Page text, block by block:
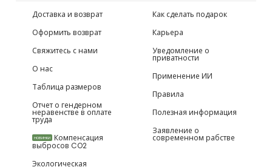
Доставка и возврат
Оформить возврат
Свяжитесь с нами
О нас
Таблица размеров
Отчет о гендерном
неравенстве в оплате
труда
НОВИНКИ Компенсация
выбросов CO2
Экологическая
Как сделать подарок
Карьера
Уведомление о
приватности
Применение ИИ
Правила
Полезная информация
Заявление о
современном рабстве